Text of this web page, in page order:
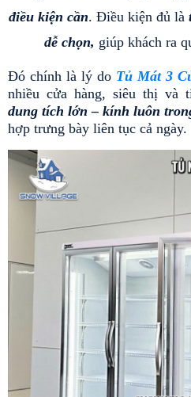
điều kiện cần. Điều kiện đủ là
dễ chọn, giúp khách ra
Đó chính là lý do Tủ Mát 3
dung tích lớn – kính luôn
hợp trưng bày liên tục cả ngày.